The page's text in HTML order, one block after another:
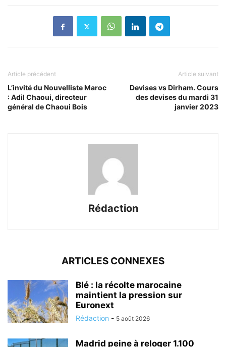
Article précédent
L’invité du Nouvelliste Maroc
: Adil Chaoui, directeur
général de Chaoui Bois
Article suivant
Devises vs Dirham. Cours
des devises du mardi 31
janvier 2023
Rédaction
ARTICLES CONNEXES
Blé : la récolte marocaine
maintient la pression sur
Euronext
Rédaction - 5 août 2026
Madrid peine à reloger 1.100